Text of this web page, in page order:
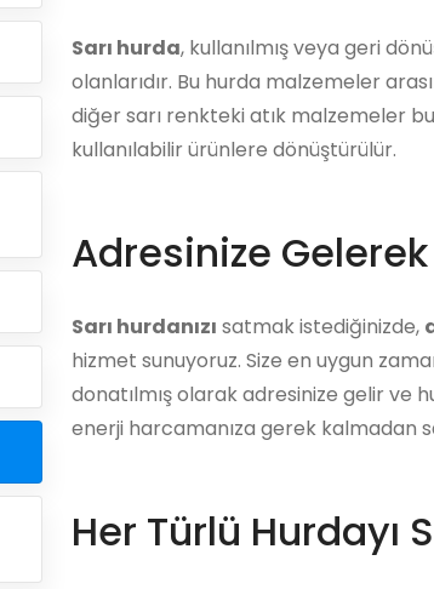
Sarı hurda, kullanılmış veya geri
olanlarıdır. Bu hurda malzemeler
diğer sarı renkteki atık malzemeler
kullanılabilir ürünlere dönüştürülür.
Adresinize Gelerek
Sarı hurdanızı satmak istediğinizde,
hizmet sunuyoruz. Size en uygun
donatılmış olarak adresinize gelir ve
enerji harcamanıza gerek kalmadan
Her Türlü Hurdayı